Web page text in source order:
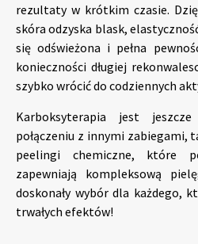
rezultaty w krótkim czasie.
skóra odzyska blask,
się odświeżona i pełna
konieczności długiej
szybko wrócić do codziennych
Karboksyterapia jest
połączeniu z innymi zabiegami,
peelingi chemiczne, które
zapewniają kompleksową
doskonały wybór dla każdego,
trwałych efektów!